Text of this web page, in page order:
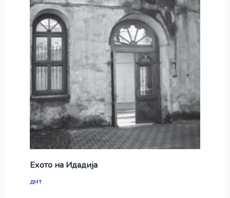
Ехото на Идадија
дмт